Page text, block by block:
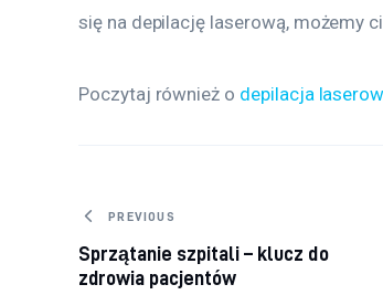
się na depilację laserową, możemy
Poczytaj również o depilacja
Nawigacja wpisu
PREVIOUS
Sprzątanie szpitali – klucz do
zdrowia pacjentów